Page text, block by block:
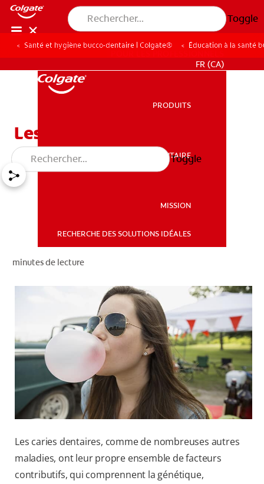
Toggle
SANTÉ BUCCO-DENTAIRE
POUR LES PROFESSIONNELS
FR (CA)
FR (CA)
PRODUITS
SANTÉ BUCCO-DENTAIRE
MISSION
RECHERCHE DES SOLUTIONS IDÉALES
Toggle
Santé et hygiène bucco-dentaire | Colgate® Éducation à la santé
Les caries dentaires
minutes de lecture
Les caries dentaires, comme de nombreuses autres
maladies, ont leur propre ensemble de facteurs
contributifs, qui comprennent la génétique,